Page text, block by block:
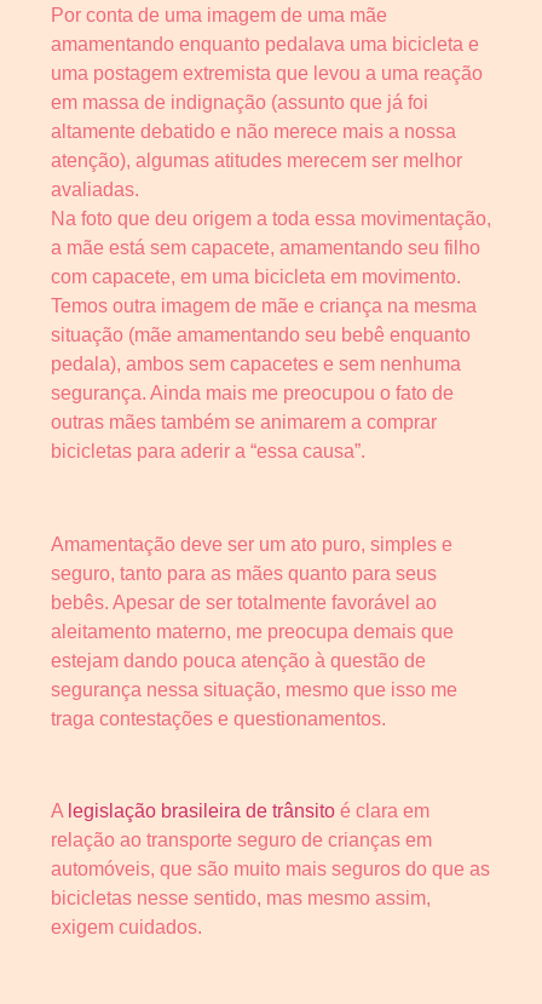
Por conta de uma imagem de uma mãe
amamentando enquanto pedalava uma bicicleta e
uma postagem extremista que levou a uma reação
em massa de indignação (assunto que já foi
altamente debatido e não merece mais a nossa
atenção), algumas atitudes merecem ser melhor
avaliadas.
Na foto que deu origem a toda essa movimentação,
a mãe está sem capacete, amamentando seu filho
com capacete, em uma bicicleta em movimento.
Temos outra imagem de mãe e criança na mesma
situação (mãe amamentando seu bebê enquanto
pedala), ambos sem capacetes e sem nenhuma
segurança. Ainda mais me preocupou o fato de
outras mães também se animarem a comprar
bicicletas para aderir a “essa causa”.
Amamentação deve ser um ato puro, simples e
seguro, tanto para as mães quanto para seus
bebês. Apesar de ser totalmente favorável ao
aleitamento materno, me preocupa demais que
estejam dando pouca atenção à questão de
segurança nessa situação, mesmo que isso me
traga contestações e questionamentos.
A legislação brasileira de trânsito é clara em
relação ao transporte seguro de crianças em
automóveis, que são muito mais seguros do que as
bicicletas nesse sentido, mas mesmo assim,
exigem cuidados.